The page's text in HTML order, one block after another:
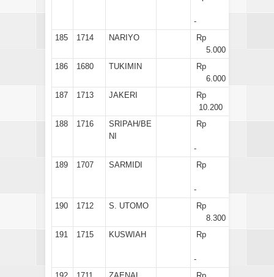
-
185
1714 NARIYO
Rp
5.000
186
1680 TUKIMIN
Rp
6.000
187
1713 JAKERI
Rp
10.200
188
1716
SRIPAH/BE
NI
Rp
-
189
1707 SARMIDI Rp
-
190
1712 S. UTOMO
Rp
8.300
191
1715 KUSWIAH Rp
-